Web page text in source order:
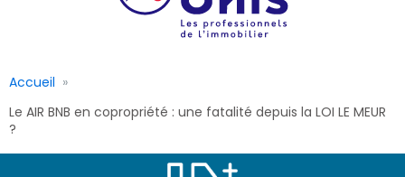
Accueil
Le AIR BNB en copropriété : une fatalité depuis la LOI LE MEUR
?